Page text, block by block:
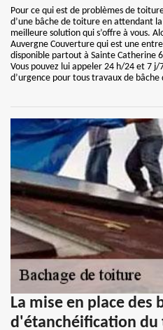
Pour ce qui est de problèmes de
d’une bâche de toiture en attendant
meilleure solution qui s’offre à vous.
Auvergne Couverture qui est une
disponible partout à Sainte Catherine
Vous pouvez lui appeler 24 h/24 et 7
d’urgence pour tous travaux de
La mise en place des
d'étanchéification du